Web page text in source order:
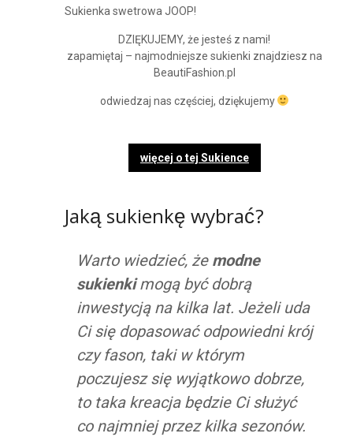
Sukienka swetrowa JOOP!
DZIĘKUJEMY, że jesteś z nami!
zapamiętaj – najmodniejsze sukienki znajdziesz na
BeautiFashion.pl
odwiedzaj nas częściej, dziękujemy
więcej o tej Sukience
Jaką sukienkę wybrać?
Warto wiedzieć, że modne
sukienkimogą być dobrą
inwestycją na kilka lat. Jeżeli uda
Ci się dopasować odpowiedni krój
czy fason, taki w którym
poczujesz się wyjątkowo dobrze,
to taka kreacja będzie Ci służyć
co najmniej przez kilka sezonów.